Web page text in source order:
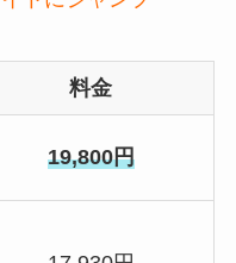
料金
19,800円